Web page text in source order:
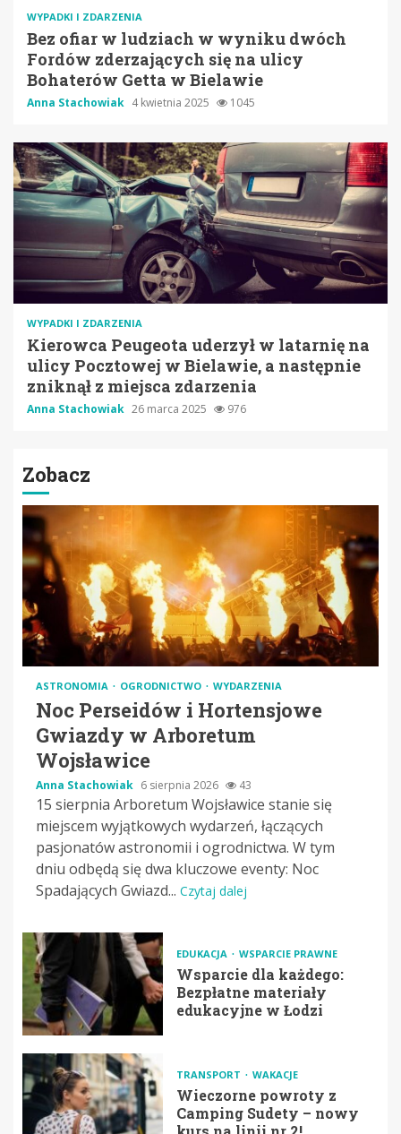
WYPADKI I ZDARZENIA
Bez ofiar w ludziach w wyniku dwóch
Fordów zderzających się na ulicy
Bohaterów Getta w Bielawie
Anna Stachowiak 4 kwietnia 2025 1045
WYPADKI I ZDARZENIA
Kierowca Peugeota uderzył w latarnię na
ulicy Pocztowej w Bielawie, a następnie
zniknął z miejsca zdarzenia
Anna Stachowiak 26 marca 2025 976
Zobacz
ASTRONOMIA OGRODNICTWO WYDARZENIA
Noc Perseidów i Hortensjowe
Gwiazdy w Arboretum
Wojsławice
Anna Stachowiak 6 sierpnia 2026 43
15 sierpnia Arboretum Wojsławice stanie się
miejscem wyjątkowych wydarzeń, łączących
pasjonatów astronomii i ogrodnictwa. W tym
dniu odbędą się dwa kluczowe eventy: Noc
Spadających Gwiazd... Czytaj dalej
EDUKACJA WSPARCIE PRAWNE
Wsparcie dla każdego:
Bezpłatne materiały
edukacyjne w Łodzi
TRANSPORT WAKACJE
Wieczorne powroty z
Camping Sudety – nowy